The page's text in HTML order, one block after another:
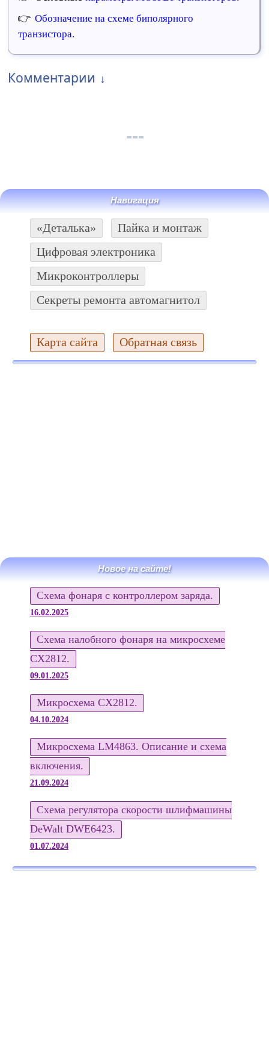
Обозначение на схеме биполярного
транзистора.
Комментарии
Навигация
«Деталька»
Пайка и монтаж
Цифровая электроника
Микроконтроллеры
Секреты ремонта автомагнитол
Карта сайта Обратная связь
Новое на сайте!
Схема фонаря с контроллером заряда.
16.02.2025
Схема налобного фонаря на микросхеме
CX2812.
09.01.2025
Микросхема CX2812.
04.10.2024
Микросхема LM4863. Описание и схема
включения.
21.09.2024
Схема регулятора скорости шлифмашины
DeWalt DWE6423.
01.07.2024